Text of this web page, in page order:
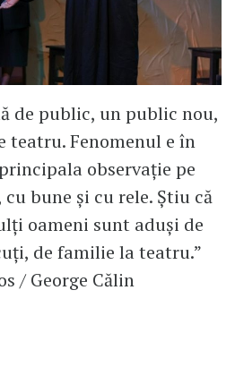
de public, un public nou,
teatru. Fenomenul e în
observație pe
cu bune și cu rele. Știu că
oameni sunt aduși de
de familie la teatru.”
/ George Călin